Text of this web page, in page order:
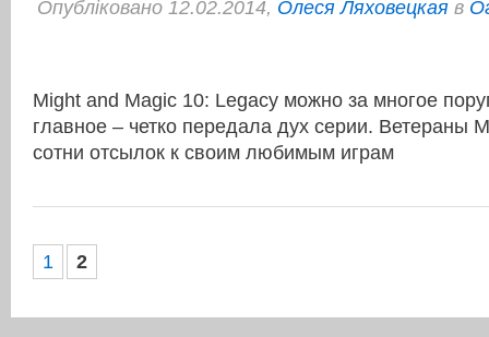
Опубліковано 12.02.2014, Олеся Ляховецкая в
Might and Magic 10: Legacy можно за многое
главное – четко передала дух серии. Ветераны
сотни отсылок к своим любимым играм
1 2